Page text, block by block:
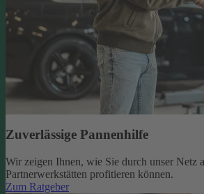
Zuverlässige Pannenhilfe
Wir zeigen Ihnen, wie Sie durch unser Netz
Partnerwerkstätten profitieren können.
Zum Ratgeber